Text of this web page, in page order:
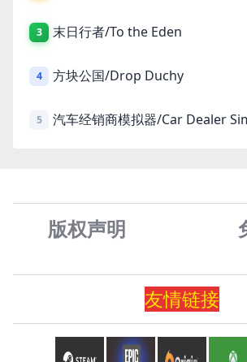
3 末日行者/To the Eden
4 方块公国/Drop Duchy
5 汽车经销商模拟器/Car Dealer
版权声明
友情链接